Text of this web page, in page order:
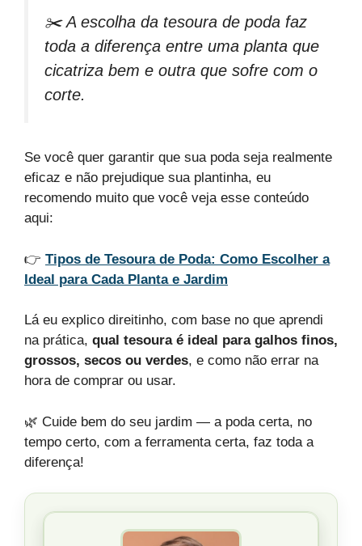
✂️ A escolha da tesoura de poda faz
toda a diferença entre uma planta que
cicatriza bem e outra que sofre com o
corte.
Se você quer garantir que sua poda seja realmente
eficaz e não prejudique sua plantinha, eu
recomendo muito que você veja esse conteúdo
aqui:
👉 Tipos de Tesoura de Poda: Como Escolher a
Ideal para Cada Planta e Jardim
Lá eu explico direitinho, com base no que aprendi
na prática, qual tesoura é ideal para galhos finos,
grossos, secos ou verdes, e como não errar na
hora de comprar ou usar.
🌿 Cuide bem do seu jardim — a poda certa, no
tempo certo, com a ferramenta certa, faz toda a
diferença!